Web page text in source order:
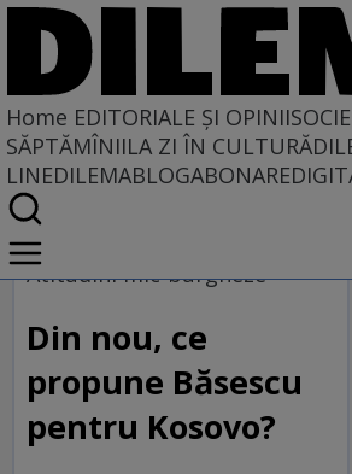
Home EDITORIALE ȘI OPINII
SĂPTĂMÎNIILA ZI ÎN CULTURĂ
LINEDILEMABLOGABONARE
Home
EDITORIALE ȘI OPINII
Atitudini mic-burgheze
Din nou, ce
propune Băsescu
pentru Kosovo?